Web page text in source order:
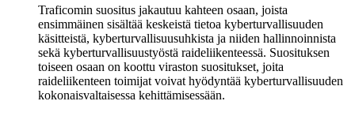
Traficomin suositus jakautuu kahteen osaan, joista
ensimmäinen sisältää keskeistä tietoa kyberturvallisuuden
käsitteistä, kyberturvallisuusuhkista ja niiden hallinnoinnista
sekä kyberturvallisuustyöstä raideliikenteessä. Suosituksen
toiseen osaan on koottu viraston suositukset, joita
raideliikenteen toimijat voivat hyödyntää kyberturvallisuuden
kokonaisvaltaisessa kehittämisessään.